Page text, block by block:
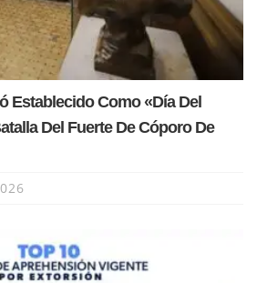
Establecido Como «Día Del
Del Fuerte De Cóporo De